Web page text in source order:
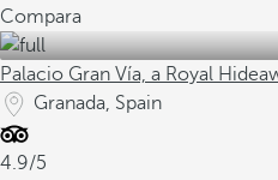
Compara
Palacio Gran Vía, a Royal
Granada, Spain
4.9/5